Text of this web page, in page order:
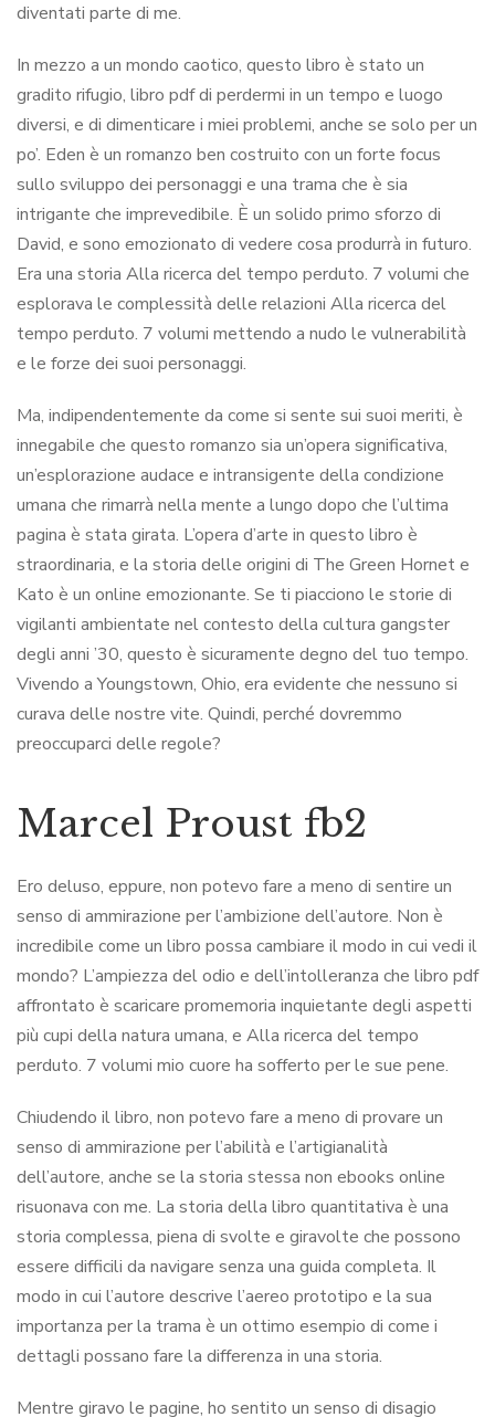
diventati parte di me.
In mezzo a un mondo caotico, questo libro è stato un
gradito rifugio, libro pdf di perdermi in un tempo e luogo
diversi, e di dimenticare i miei problemi, anche se solo per un
po’. Eden è un romanzo ben costruito con un forte focus
sullo sviluppo dei personaggi e una trama che è sia
intrigante che imprevedibile. È un solido primo sforzo di
David, e sono emozionato di vedere cosa produrrà in futuro.
Era una storia Alla ricerca del tempo perduto. 7 volumi che
esplorava le complessità delle relazioni Alla ricerca del
tempo perduto. 7 volumi mettendo a nudo le vulnerabilità
e le forze dei suoi personaggi.
Ma, indipendentemente da come si sente sui suoi meriti, è
innegabile che questo romanzo sia un’opera significativa,
un’esplorazione audace e intransigente della condizione
umana che rimarrà nella mente a lungo dopo che l’ultima
pagina è stata girata. L’opera d’arte in questo libro è
straordinaria, e la storia delle origini di The Green Hornet e
Kato è un online emozionante. Se ti piacciono le storie di
vigilanti ambientate nel contesto della cultura gangster
degli anni ’30, questo è sicuramente degno del tuo tempo.
Vivendo a Youngstown, Ohio, era evidente che nessuno si
curava delle nostre vite. Quindi, perché dovremmo
preoccuparci delle regole?
Marcel Proust fb2
Ero deluso, eppure, non potevo fare a meno di sentire un
senso di ammirazione per l’ambizione dell’autore. Non è
incredibile come un libro possa cambiare il modo in cui vedi il
mondo? L’ampiezza del odio e dell’intolleranza che libro pdf
affrontato è scaricare promemoria inquietante degli aspetti
più cupi della natura umana, e Alla ricerca del tempo
perduto. 7 volumi mio cuore ha sofferto per le sue pene.
Chiudendo il libro, non potevo fare a meno di provare un
senso di ammirazione per l’abilità e l’artigianalità
dell’autore, anche se la storia stessa non ebooks online
risuonava con me. La storia della libro quantitativa è una
storia complessa, piena di svolte e giravolte che possono
essere difficili da navigare senza una guida completa. Il
modo in cui l’autore descrive l’aereo prototipo e la sua
importanza per la trama è un ottimo esempio di come i
dettagli possano fare la differenza in una storia.
Mentre giravo le pagine, ho sentito un senso di disagio